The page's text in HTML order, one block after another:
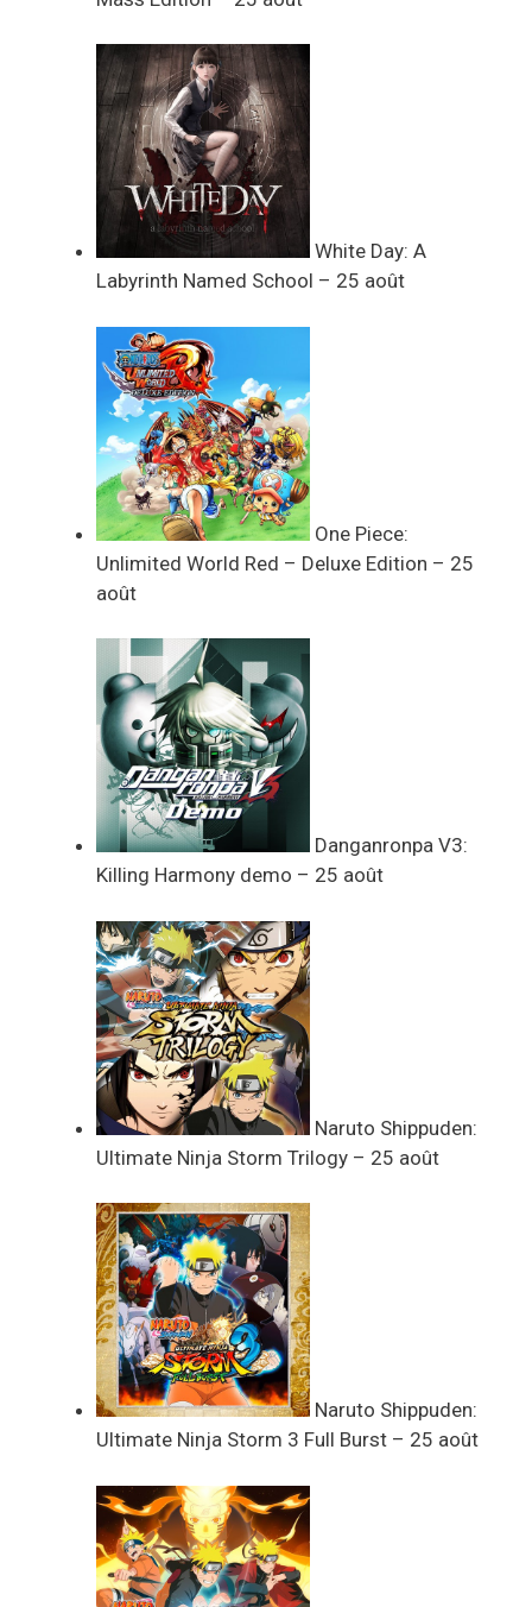
White Day: A
Labyrinth Named School – 25 août
One Piece:
Unlimited World Red – Deluxe Edition – 25
août
Danganronpa V3:
Killing Harmony demo – 25 août
Naruto Shippuden:
Ultimate Ninja Storm Trilogy – 25 août
Naruto Shippuden:
Ultimate Ninja Storm 3 Full Burst – 25 août